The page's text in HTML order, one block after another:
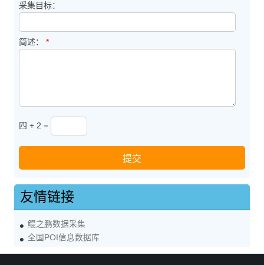
采集目标：
简述： *
四 + 2 =
友情链接
鲲之鹏数据采集
全国POI信息数据库